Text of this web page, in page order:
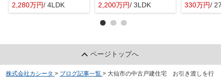
2,280万円/ 4LDK
2,200万円/ 3LDK 330万円/
ページトップへ
株式会社カシータ > ブログ記事一覧 > 大仙市の中古戸建住宅 お引き渡しを行